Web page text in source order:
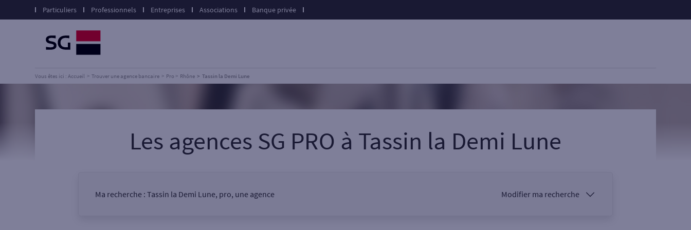
Particuliers Professionnels Entreprises Associations Banque privée
Vous êtes ici : Accueil Trouver une agence bancaire Pro Rhône Tassin la Demi Lune
Les agences SG PRO à Tassin la Demi Lune
Ma recherche : Tassin la Demi Lune, pro, une agence Modifier ma recherche